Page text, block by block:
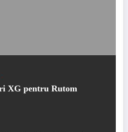
XG pentru Rutom